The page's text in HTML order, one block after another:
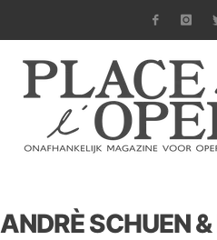
ANDRÈ SCHUEN